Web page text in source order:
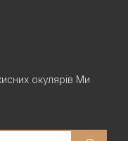
окулярів Ми